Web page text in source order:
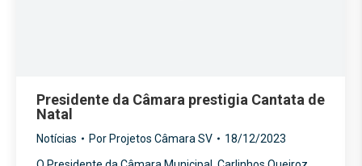
Presidente da Câmara prestigia Cantata de
Natal
Notícias Por Projetos Câmara SV
18/12/2023